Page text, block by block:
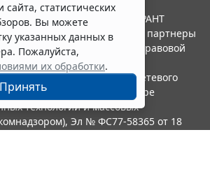
сайта, статистических
Вы можете
указанных данных в
Пожалуйста,
их обработки.
Принять
СЕРВИС", 2026. Система ГАРАНТ
года. Компания "Гарант" и ее партнеры
Российской ассоциации правовой
в качестве сетевого
службой по надзору в сфере
технологий и массовых
Эл № ФС77-58365 от 18